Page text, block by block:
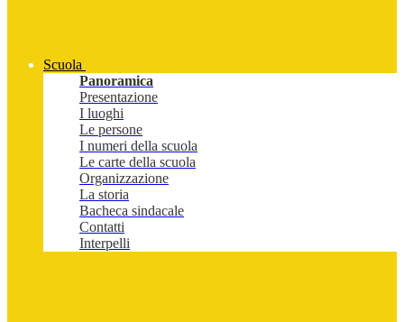
Scuola
Panoramica
Presentazione
I luoghi
Le persone
I numeri della scuola
Le carte della scuola
Organizzazione
La storia
Bacheca sindacale
Contatti
Interpelli